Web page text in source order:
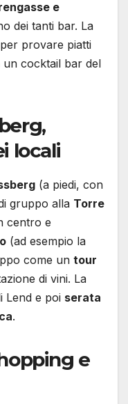
e
dei tanti bar. La
per provare piatti
un cocktail bar del
locali
(a piedi, con
gruppo alla Torre
centro e
(ad esempio la
come un tour
di vini. La
Lend e poi serata
.
e